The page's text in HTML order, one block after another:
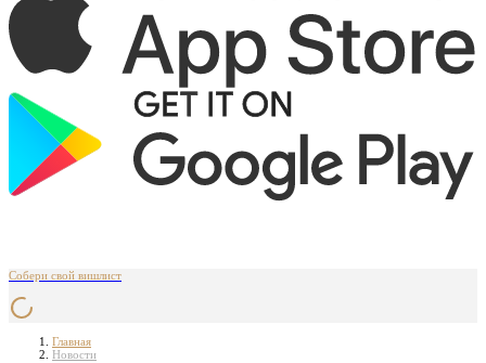
Собери свой вишлист
Главная
Новости